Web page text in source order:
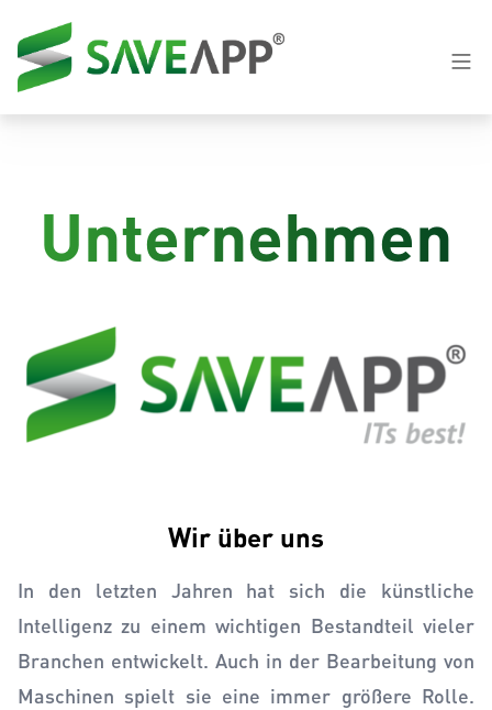
Unternehmen
Wir über uns
In den letzten Jahren hat sich die künstliche
Intelligenz zu einem wichtigen Bestandteil vieler
Branchen entwickelt. Auch in der Bearbeitung von
Maschinen spielt sie eine immer größere Rolle.